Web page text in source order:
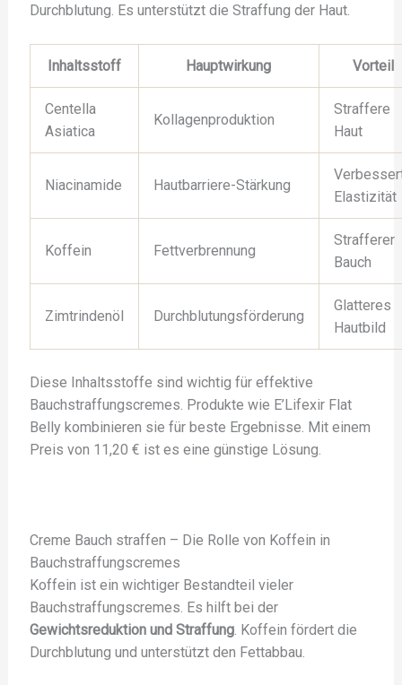
Durchblutung. Es unterstützt die Straffung der Haut.
Inhaltsstoff Hauptwirkung Vorteil
Centella
Asiatica
Kollagenproduktion
Straffere
Haut
Niacinamide Hautbarriere-Stärkung
Elastizität
Koffein Fettverbrennung
Strafferer
Bauch
Zimtrindenöl Durchblutungsförderung
Glatteres
Hautbild
Diese Inhaltsstoffe sind wichtig für effektive
Bauchstraffungscremes. Produkte wie E’Lifexir Flat
Belly kombinieren sie für beste Ergebnisse. Mit einem
Preis von 11,20 € ist es eine günstige Lösung.
Creme Bauch straffen – Die Rolle von Koffein in
Bauchstraffungscremes
Koffein ist ein wichtiger Bestandteil vieler
Bauchstraffungscremes. Es hilft bei der
Gewichtsreduktion und Straffung. Koffein fördert die
Durchblutung und unterstützt den Fettabbau.